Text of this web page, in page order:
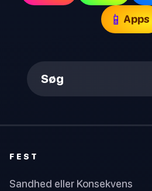
📱 Apps
Søg
FEST
Sandhed eller Konsekvens